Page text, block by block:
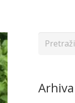
Pretraži:
Arhiva